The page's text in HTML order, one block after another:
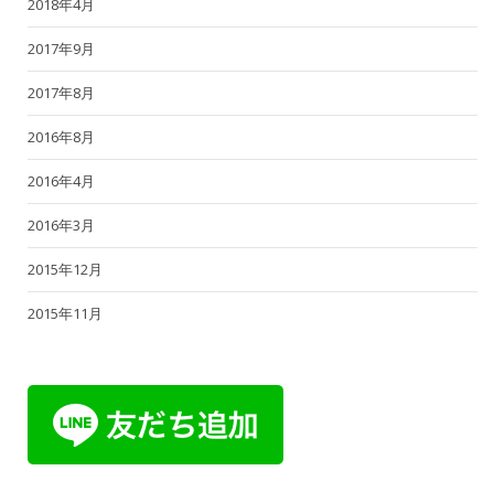
2018年4月
2017年9月
2017年8月
2016年8月
2016年4月
2016年3月
2015年12月
2015年11月